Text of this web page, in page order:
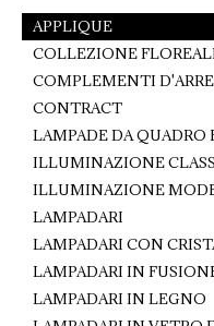
APPLIQUE
COLLEZIONE
COMPLEMENTI
CONTRACT
LAMPADE DA QUADRO
ILLUMINAZIONE
ILLUMINAZIONE
LAMPADARI
LAMPADARI CON
LAMPADARI IN
LAMPADARI IN LEGNO